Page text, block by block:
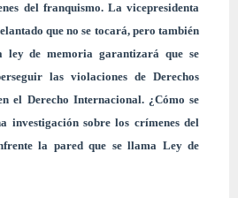
del franquismo. La vicepresidenta
que no se tocará, pero también
ley de memoria garantizará que se
las violaciones de Derechos
el Derecho Internacional. ¿Cómo se
investigación sobre los crímenes del
la pared que se llama Ley de